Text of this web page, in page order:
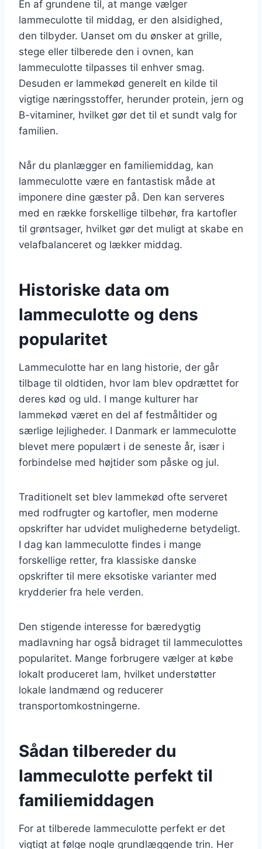
En af grundene til, at mange vælger
lammeculotte til middag, er den alsidighed,
den tilbyder. Uanset om du ønsker at grille,
stege eller tilberede den i ovnen, kan
lammeculotte tilpasses til enhver smag.
Desuden er lammekød generelt en kilde til
vigtige næringsstoffer, herunder protein, jern og
B-vitaminer, hvilket gør det til et sundt valg for
familien.
Når du planlægger en familiemiddag, kan
lammeculotte være en fantastisk måde at
imponere dine gæster på. Den kan serveres
med en række forskellige tilbehør, fra kartofler
til grøntsager, hvilket gør det muligt at skabe en
velafbalanceret og lækker middag.
Historiske data om
lammeculotte og dens
popularitet
Lammeculotte har en lang historie, der går
tilbage til oldtiden, hvor lam blev opdrættet for
deres kød og uld. I mange kulturer har
lammekød været en del af festmåltider og
særlige lejligheder. I Danmark er lammeculotte
blevet mere populært i de seneste år, især i
forbindelse med højtider som påske og jul.
Traditionelt set blev lammekød ofte serveret
med rodfrugter og kartofler, men moderne
opskrifter har udvidet mulighederne betydeligt.
I dag kan lammeculotte findes i mange
forskellige retter, fra klassiske danske
opskrifter til mere eksotiske varianter med
krydderier fra hele verden.
Den stigende interesse for bæredygtig
madlavning har også bidraget til lammeculottes
popularitet. Mange forbrugere vælger at købe
lokalt produceret lam, hvilket understøtter
lokale landmænd og reducerer
transportomkostningerne.
Sådan tilbereder du
lammeculotte perfekt til
familiemiddagen
For at tilberede lammeculotte perfekt er det
vigtigt at følge nogle grundlæggende trin. Her